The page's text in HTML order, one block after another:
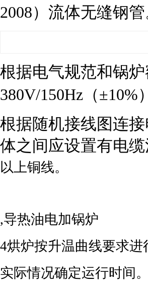
2008）流体无缝钢管
根据电气规范和锅
380V/150Hz（±10%
根据随机接线图连
体之间应设置有电
以上铜线。
,导热油电加锅炉
4烘炉按升温曲线要求
实际情况确定运行时间